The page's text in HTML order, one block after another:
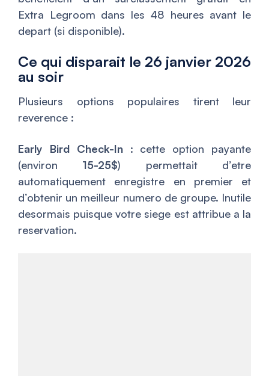
Extra Legroom dans les 48 heures avant le
depart (si disponible).
Ce qui disparait le 26 janvier 2026
au soir
Plusieurs options populaires tirent leur
reverence :
Early Bird Check-In: cette option payante
(environ 15-25$) permettait d’etre
automatiquement enregistre en premier et
d’obtenir un meilleur numero de groupe. Inutile
desormais puisque votre siege est attribue a la
reservation.